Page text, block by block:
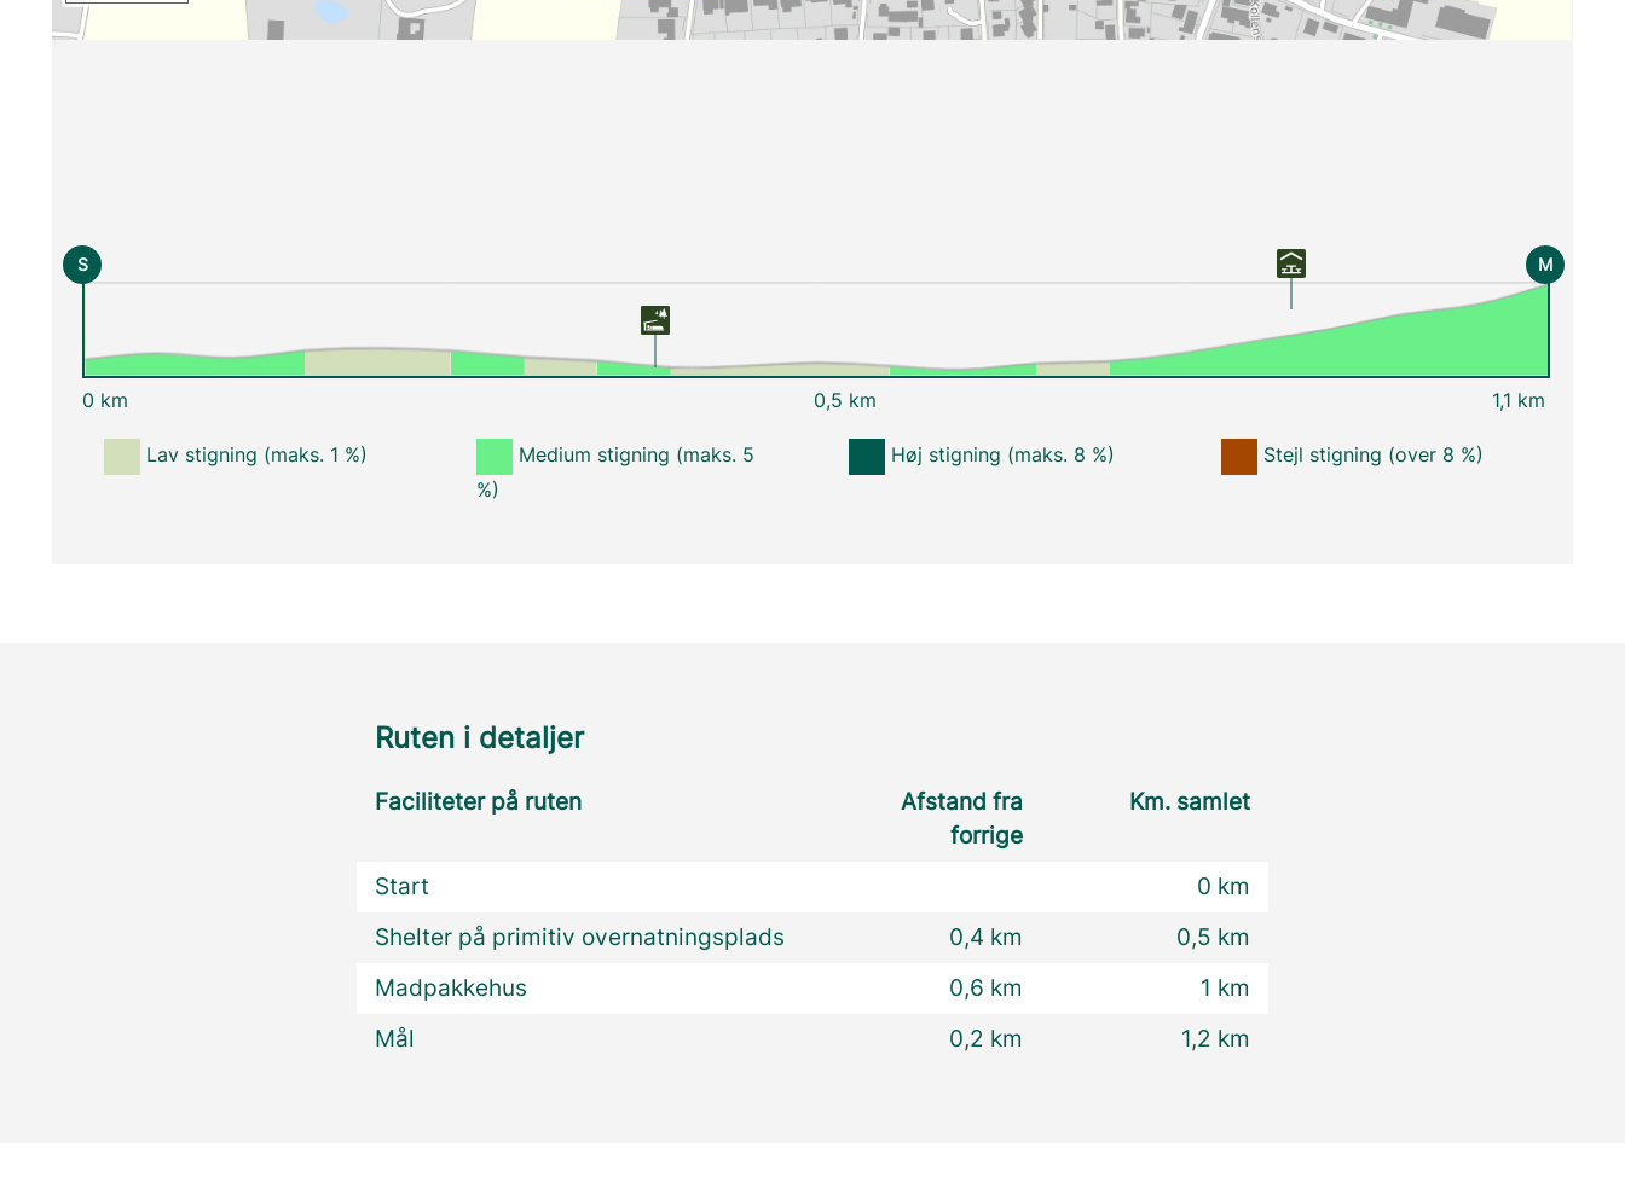
S M
0 km 0,5 km 1,1 km
Lav stigning (maks. 1 %)
Medium stigning (maks. 5
%)
Høj stigning (maks. 8 %) Stejl stigning (over 8 %)
Ruten i detaljer
Faciliteter på ruten
Afstand fra
forrige
Km. samlet
Start
0 km
Shelter på primitiv overnatningsplads
0,4 km
0,5 km
Madpakkehus
0,6 km
1 km
Mål
0,2 km 1,2 km